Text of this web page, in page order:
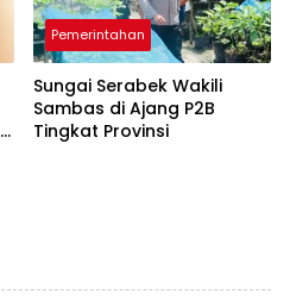
Pemerintahan
Sungai Serabek Wakili
Sambas di Ajang P2B
Tingkat Provinsi